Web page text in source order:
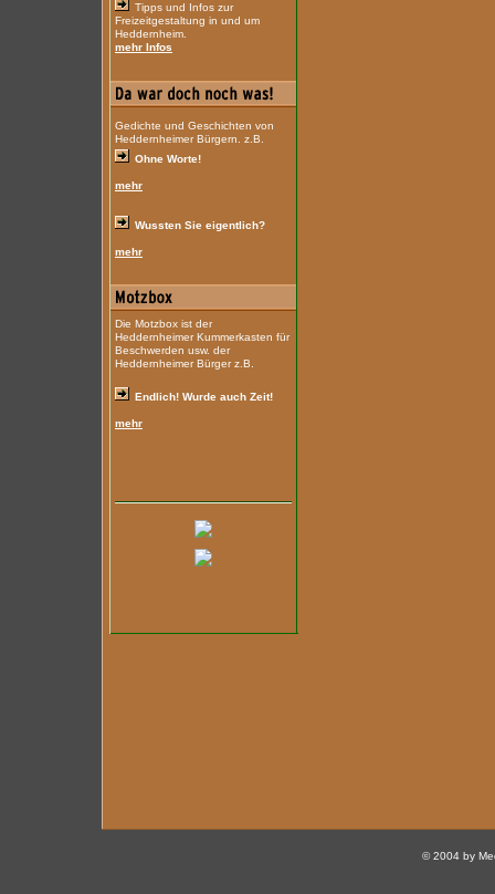
Tipps und Infos zur
Freizeitgestaltung in und um
Heddernheim.
mehr Infos
Gedichte und Geschichten von
Heddernheimer Bürgern. z.B.
Ohne Worte!
mehr
Wussten Sie eigentlich?
mehr
Die Motzbox ist der
Heddernheimer Kummerkasten für
Beschwerden usw. der
Heddernheimer Bürger z.B.
Endlich! Wurde auch Zeit!
mehr
© 2004 by